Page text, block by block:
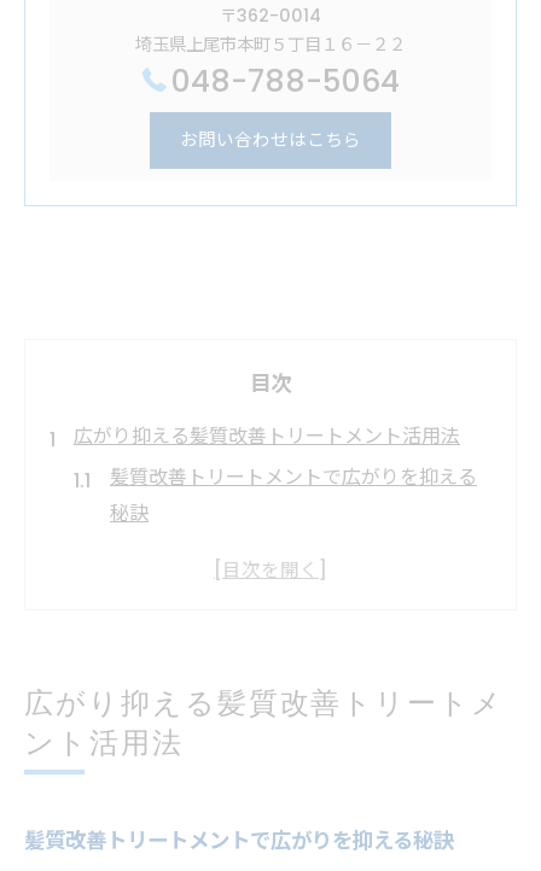
〒362-0014
埼玉県上尾市本町５丁目１６－２２
048-788-5064
お問い合わせはこちら
目次
広がり抑える髪質改善トリートメント活用法
髪質改善トリートメントで広がりを抑える
秘訣
毎朝のスタイリングが楽になる方法とは
髪質改善トリートメントでまとまりを実感
しよう
髪質改善トリートメントの基本的な施術手
広がり抑える髪質改善トリートメ
ント活用法
髪質改善トリートメントで広がりを抑える秘訣